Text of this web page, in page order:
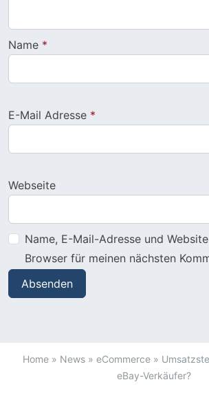
Name *
E-Mail Adresse *
Webseite
Name, E-Mail-Adresse und
Browser für meinen nächsten
Home » News » eCommerce »
eBay-Verkäufer?